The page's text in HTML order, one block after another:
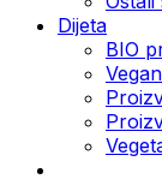
Dijeta
BIO